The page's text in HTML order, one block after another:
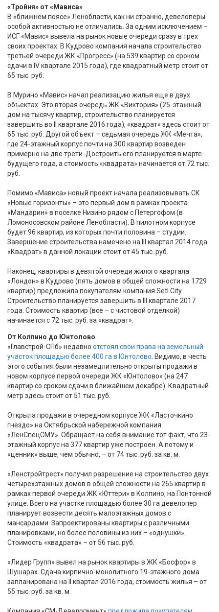
«Тройня» от «Мависа»
В «ближнем поясе» Ленобласти, как ни странно, девелоперы
особой активностью не отличались. За одним исключением –
ИСГ «Мавис» вывела на рынок новые очереди сразу в трех
своих проектах. В Кудрово компания начала строительство
третьей очереди ЖК «Прогресс» (на 539 квартир со сроком
сдачи в IV квартале 2015 года), где квадратный метр стоит от
65 тыс. руб.
В Мурино «Мавис» начал реализацию жилья еще в двух
объектах. Это вторая очередь ЖК «Виктория» (25-этажный
дом на тысячу квартир, строительство планируется
завершить во II квартале 2016 года), «квадрат» здесь стоит от
65 тыс. руб. Другой объект – седьмая очередь ЖК «Мечта»,
где 24-этажный корпус почти на 300 квартир возведен
примерно на две трети. Достроить его планируется в марте
будущего года, а стоимость «квадрата» начинается от 72 тыс.
руб.
Помимо «Мависа» новый проект начала реализовывать СК
«Новые горизонты» – это первый дом в рамках проекта
«Мандарин» в поселке Низино рядом с Петергофом (в
Ломоносовском районе Ленобласти). В пилотном корпусе
будет 96 квартир, из которых почти половина – студии.
Завершение строительства намечено на III квартал 2014 года.
«Квадрат» в данной локации стоит от 45 тыс. руб.
Наконец, квартиры в девятой очереди жилого квартала
«Лондон» в Кудрово (пять домов в общей сложности на 1729
квартир) предложила покупателям компания Setl City.
Строительство планируется завершить в III квартале 2017
года. Стоимость квартир (все – с чистовой отделкой)
начинается с 72 тыс. руб. за «квадрат».
От Колпино до Юнтолово
«Главстрой-СПб» недавно отстоял свои права на земельный
участок площадью более 400 га в Юнтолово . Видимо, в честь
этого события были незамедлительно открыты продажи в
новом корпусе первой очереди ЖК «Юнтолово» (на 247
квартир со сроком сдачи в ближайшем декабре). Квадратный
метр здесь стоит от 51 тыс. руб.
Открыла продажи в очередном корпусе ЖК «Ласточкино
гнездо» на Октябрьской набережной компания
«ЛенСпецСМУ». Обращает на себя внимание тот факт, что 23-
этажный корпус на 377 квартир уже построен. А потому и
«ценник» выше, чем обычно, – от 74 тыс. руб. за кв. м.
«Ленстройтрест» получил разрешение на строительство двух
четырехэтажных домов в общей сложности на 265 квартир в
рамках первой очереди ЖК «Юттери» в Колпино, на Понтонной
улице. Всего на участке площадью более 30 га девелопер
планирует возвести десять малоэтажных домов с
мансардами. Запроектированы квартиры с различными
планировками, но более половины из них – «однушки».
Стоимость «квадрата» – от 56 тыс. руб.
«Лидер Групп» вывел на рынок квартиры в ЖК «Босфор» в
Шушарах. Сдача кирпично-монолитного 19-этажного дома
запланирована на II квартал 2016 года, стоимость жилья – от
55 тыс. руб. за кв. м.